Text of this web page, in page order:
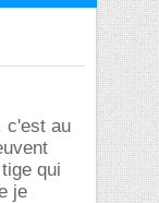
c'est au
qui
je